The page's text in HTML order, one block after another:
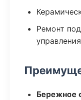
Ремонт
управления
Бережное